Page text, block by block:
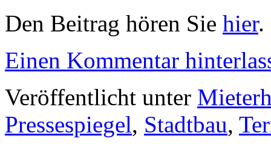
Den Beitrag hören Sie hier.
Einen Kommentar
Veröffentlicht unter
Pressespiegel, Stadtbau,